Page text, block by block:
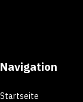
Navigation
Startseite